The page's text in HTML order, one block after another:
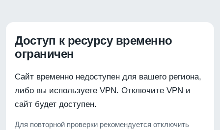
Доступ к ресурсу временно
ограничен
Сайт временно недоступен для вашего региона,
либо вы используете VPN. Отключите VPN и
сайт будет доступен.
Для повторной проверки рекомендуется отключить